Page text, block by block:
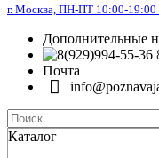
г. Москва, ПН-ПТ 10:00-19:00
Дополнительные
Почта
Каталог